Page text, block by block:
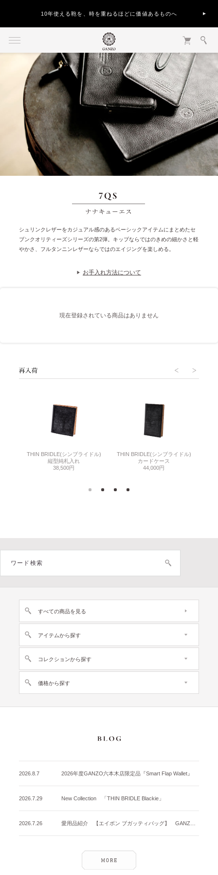
10年使える鞄を、時を重ねるほどに価値あるものへ
シュリンクレザーをカジュアル感のあるベーシックアイテムにまとめたセ
ブンクオリティーズシリーズの第2弾。キップならではのきめの細かさと軽
やかさ、フルタンニンレザーならではのエイジングを楽しめる。
お手入れ方法について
現在登録されている商品はありません
THIN BRIDLE(シンブライドル)
縦型純札入れ
38,500円
THIN BRIDLE(シンブライドル)
カードケース
44,000円
すべての商品を見る
アイテムから探す
コレクションから探す
価格から探す
2026.8.7 2026年度GANZO六本木店限定品『Smart Flap Wallet』
2026.7.29 New Collection 「THIN BRIDLE Blackie」
2026.7.26